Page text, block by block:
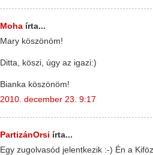
Moha írta...
Mary köszönöm!
Ditta, köszi, úgy az igazi:)
Bianka köszönöm!
2010. december 23. 9:17
PartizánOrsi írta...
Egy zugolvasód jelentkezik :-) Én a